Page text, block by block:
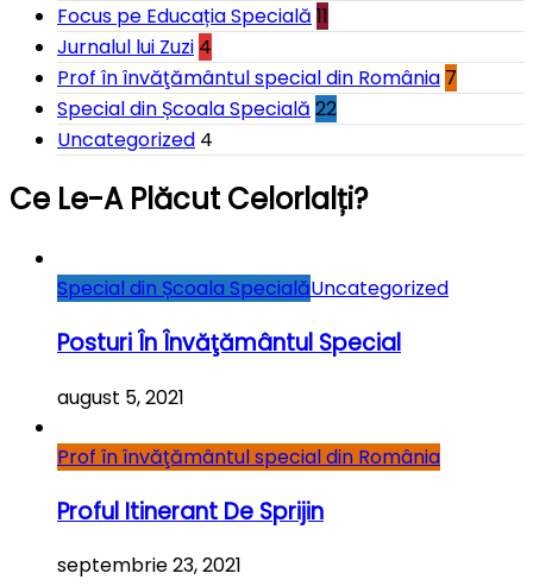
Focus pe Educația Specială 11
Jurnalul lui Zuzi 4
Prof în învăţământul special din România 7
Special din Școala Specială 22
Uncategorized 4
Ce Le-A Plăcut Celorlalți?
Special din Școala SpecialăUncategorized
Posturi În Învăţământul Special
august 5, 2021
Prof în învăţământul special din România
Proful Itinerant De Sprijin
septembrie 23, 2021